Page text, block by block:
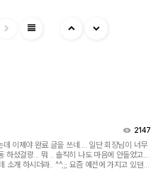
2147
이제야 완료 글을 쓰네.... 일단 회장님이 너무
셨걸랑... 뭐 .. 솔직히 나도 마음에 안들었고...
소개 하시더라.. ^^;;; 요즘 예전에 가지고 있던
view_headline